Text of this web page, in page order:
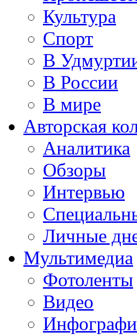
Культура
Спорт
В
В России
В мире
Авторская
Аналитика
Обзоры
Интервью
Личные
Мультимедиа
Фотоленты
Видео